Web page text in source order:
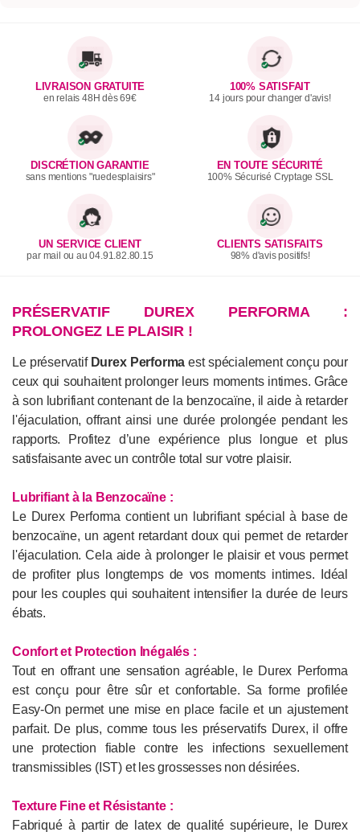
LIVRAISON GRATUITE
en relais 48H dès 69€
100% SATISFAIT
14 jours pour changer d'avis!
DISCRÉTION GARANTIE
sans mentions "ruedesplaisirs"
EN TOUTE SÉCURITÉ
100% Sécurisé Cryptage SSL
UN SERVICE CLIENT
par mail ou au 04.91.82.80.15
CLIENTS SATISFAITS
98% d'avis positifs!
PRÉSERVATIF DUREX PERFORMA :
PROLONGEZ LE PLAISIR !
Le préservatif Durex Performa est spécialement conçu pour
ceux qui souhaitent prolonger leurs moments intimes. Grâce
à son lubrifiant contenant de la benzocaïne, il aide à retarder
l'éjaculation, offrant ainsi une durée prolongée pendant les
rapports. Profitez d’une expérience plus longue et plus
satisfaisante avec un contrôle total sur votre plaisir.
Lubrifiant à la Benzocaïne :
Le Durex Performa contient un lubrifiant spécial à base de
benzocaïne, un agent retardant doux qui permet de retarder
l'éjaculation. Cela aide à prolonger le plaisir et vous permet
de profiter plus longtemps de vos moments intimes. Idéal
pour les couples qui souhaitent intensifier la durée de leurs
ébats.
Confort et Protection Inégalés :
Tout en offrant une sensation agréable, le Durex Performa
est conçu pour être sûr et confortable. Sa forme profilée
Easy-On permet une mise en place facile et un ajustement
parfait. De plus, comme tous les préservatifs Durex, il offre
une protection fiable contre les infections sexuellement
transmissibles (IST) et les grossesses non désirées.
Texture Fine et Résistante :
Fabriqué à partir de latex de qualité supérieure, le Durex